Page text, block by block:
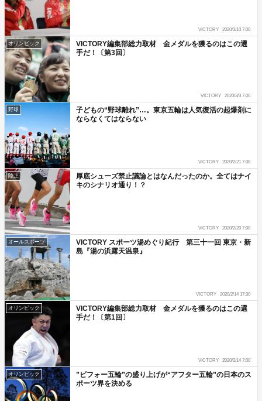
VICTORY 2020/3/10 7:00
オリンピック
VICTORY編集部総力取材 金メダルを獲るのはこの選
手だ！〔第3回〕
VICTORY 2020/3/3 7:00
野球
子どもの“野球離れ”…。東京五輪は人気復活の起爆剤に
ならなくてはならない
VICTORY 2020/2/21 7:00
陸上
厚底シューズ禁止議論とはなんだったのか。全てはナイ
キのシナリオ通り！？
VICTORY 2020/2/20 7:00
オールスポーツ
VICTORY スポーツ湯めぐり紀行 第三十一回 東京・新
島『湯の浜露天温泉』
VICTORY 2020/2/14 17:30
オリンピック
VICTORY編集部総力取材 金メダルを獲るのはこの選
手だ！〔第1回〕
VICTORY 2020/2/14 7:00
オリンピック
”ビフォー五輪”の盛り上げが“アフター五輪”の日本のス
ポーツ界を決める